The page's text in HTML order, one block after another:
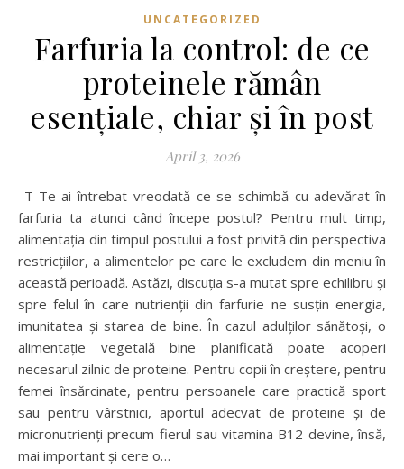
UNCATEGORIZED
Farfuria la control: de ce
proteinele rămân
esențiale, chiar și în post
April 3, 2026
T Te-ai întrebat vreodată ce se schimbă cu adevărat în
farfuria ta atunci când începe postul? Pentru mult timp,
alimentația din timpul postului a fost privită din perspectiva
restricțiilor, a alimentelor pe care le excludem din meniu în
această perioadă. Astăzi, discuția s-a mutat spre echilibru și
spre felul în care nutrienții din farfurie ne susțin energia,
imunitatea și starea de bine. În cazul adulților sănătoși, o
alimentație vegetală bine planificată poate acoperi
necesarul zilnic de proteine. Pentru copii în creștere, pentru
femei însărcinate, pentru persoanele care practică sport
sau pentru vârstnici, aportul adecvat de proteine și de
micronutrienți precum fierul sau vitamina B12 devine, însă,
mai important și cere o…